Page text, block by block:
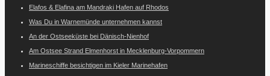
Elafos & Elafina am Mandraki Hafen auf Rhodos
Was Du in Warnemünde unternehmen kannst
An der Ostseeküste bei Dänisch-Nienhof
Am Ostsee Strand Elmenhorst in Mecklenburg-Vorpommern
Marineschiffe besichtigen im Kieler Marinehafen